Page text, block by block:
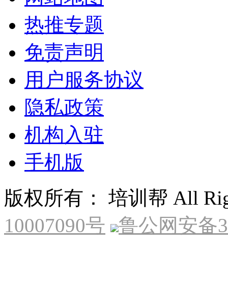
热推专题
免责声明
用户服务协议
隐私政策
机构入驻
手机版
版权所有： 培训帮 All
10007090号
鲁公网安备